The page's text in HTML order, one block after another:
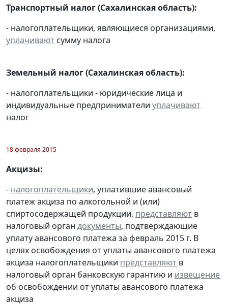
Транспортный налог (Сахалинская область):
- налогоплательщики, являющиеся организациями,
уплачивают сумму налога
Земельный налог (Сахалинская область):
- налогоплательщики - юридические лица и
индивидуальные предприниматели уплачивают
налог
18 февраля 2015
Акцизы:
- налогоплательщики, уплатившие авансовый
платеж акциза по алкогольной и (или)
спиртосодержащей продукции, представляют в
налоговый орган документы, подтверждающие
уплату авансового платежа за февраль 2015 г. В
целях освобождения от уплаты авансового платежа
акциза налогоплательщики представляют в
налоговый орган банковскую гарантию и извещение
об освобождении от уплаты авансового платежа
акциза